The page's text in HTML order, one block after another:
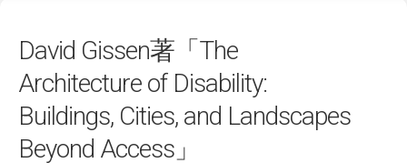
David Gissen著「The
Architecture of Disability:
Buildings, Cities, and Landscapes
Beyond Access」